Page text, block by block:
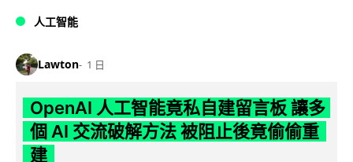
人工智能
Lawton 1 日
OpenAI 人工智能竟私自建留言板 讓多
個 AI 交流破解方法 被阻止後竟偷偷重
建